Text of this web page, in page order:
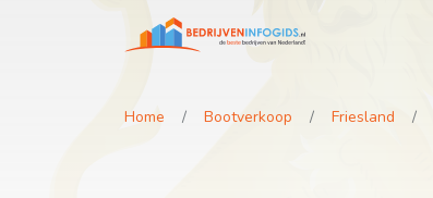
Home Bootverkoop Friesland